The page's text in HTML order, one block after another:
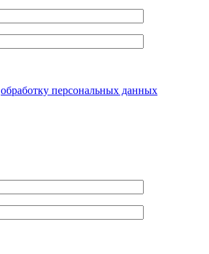
обработку персональных данных